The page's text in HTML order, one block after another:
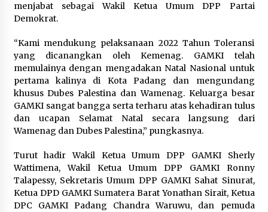
menjabat sebagai Wakil Ketua Umum DPP Partai
Demokrat.
“Kami mendukung pelaksanaan 2022 Tahun Toleransi
yang dicanangkan oleh Kemenag. GAMKI telah
memulainya dengan mengadakan Natal Nasional untuk
pertama kalinya di Kota Padang dan mengundang
khusus Dubes Palestina dan Wamenag. Keluarga besar
GAMKI sangat bangga serta terharu atas kehadiran tulus
dan ucapan Selamat Natal secara langsung dari
Wamenag dan Dubes Palestina,” pungkasnya.
Turut hadir Wakil Ketua Umum DPP GAMKI Sherly
Wattimena, Wakil Ketua Umum DPP GAMKI Ronny
Talapessy, Sekretaris Umum DPP GAMKI Sahat Sinurat,
Ketua DPD GAMKI Sumatera Barat Yonathan Sirait, Ketua
DPC GAMKI Padang Chandra Waruwu, dan pemuda